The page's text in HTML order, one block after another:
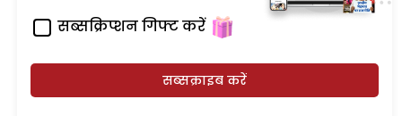
सब्सक्रिप्शन गिफ्ट करें
सब्सक्राइब करें